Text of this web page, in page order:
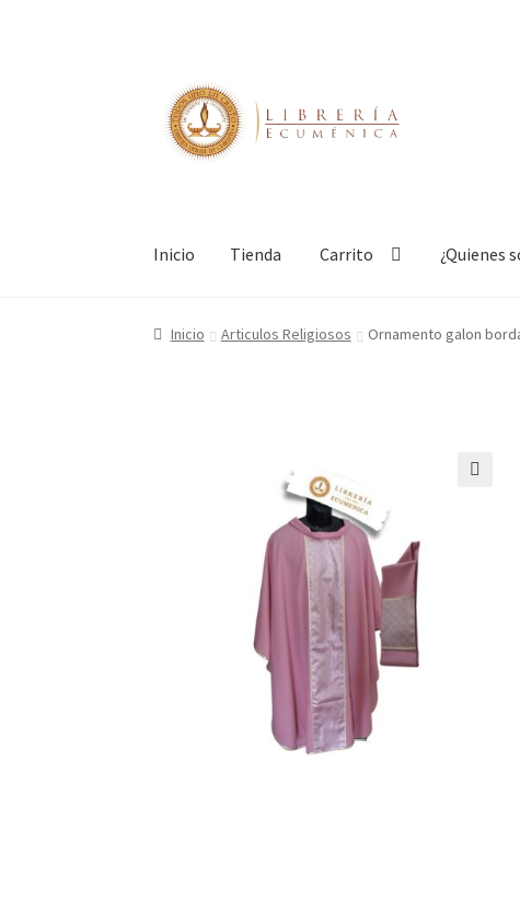
la
navegación
contenido
Inicio Tienda Carrito ¿Quienes
Inicio Tienda Carrito ¿Quienes somos? Mi cuenta
Inicio Articulos Religiosos Ornamento galon